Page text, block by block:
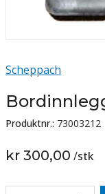
Scheppach
Produktnr.: 73003212
kr 300,00 /stk